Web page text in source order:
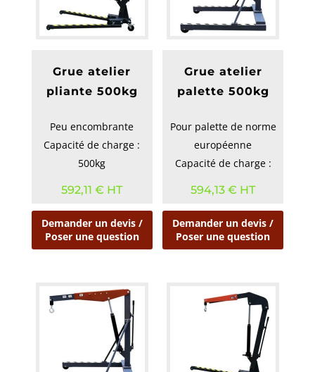
Grue atelier
pliante 500kg
Peu encombrante
Capacité de charge :
500kg
592,11€ HT
Demander un devis /
Poser une question
Grue atelier
palette 500kg
Pour palette de norme
européenne
Capacité de charge :
594,13€ HT
Demander un devis /
Poser une question